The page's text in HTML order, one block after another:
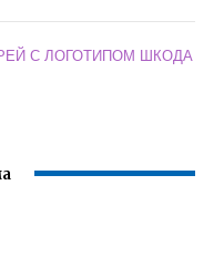
С ЛОГОТИПОМ ШКОДА